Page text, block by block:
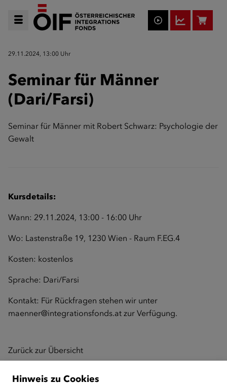
29.11.2024, 13:00 Uhr
Seminar für Männer
(Dari/Farsi)
Seminar für Männer mit Robert Schwarz: Psychologie der
Gewalt
Kursdetails:
Wann: 29.11.2024, 13:00 - 16:00 Uhr
Wo: Lastenstraße 19, 1230 Wien - Raum F.EG.4
Kosten: kostenlos
Sprache: Dari/Farsi
Kontakt: Für Rückfragen stehen wir unter
maenner@integrationsfonds.at zur Verfügung.
Zurück zur Übersicht
Hinweis zu Cookies